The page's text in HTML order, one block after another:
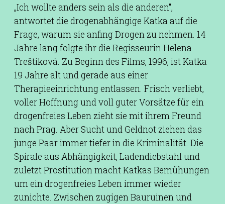
„Ich wollte anders sein als die anderen“,
antwortet die drogenabhängige Katka auf die
Frage, warum sie anfing Drogen zu nehmen. 14
Jahre lang folgte ihr die Regisseurin Helena
Treštíková. Zu Beginn des Films, 1996, ist Katka
19 Jahre alt und gerade aus einer
Therapieeinrichtung entlassen. Frisch verliebt,
voller Hoffnung und voll guter Vorsätze für ein
drogenfreies Leben zieht sie mit ihrem Freund
nach Prag. Aber Sucht und Geldnot ziehen das
junge Paar immer tiefer in die Kriminalität. Die
Spirale aus Abhängigkeit, Ladendiebstahl und
zuletzt Prostitution macht Katkas Bemühungen
um ein drogenfreies Leben immer wieder
zunichte. Zwischen zugigen Bauruinen und